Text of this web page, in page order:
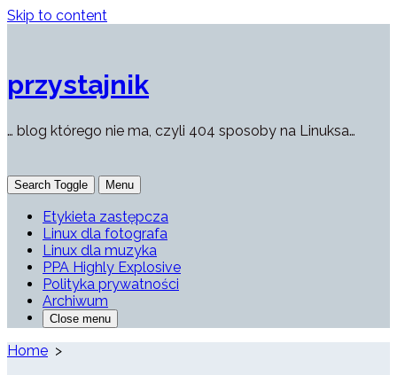
Skip to content
przystajnik
… blog którego nie ma, czyli 404 sposoby na Linuksa…
Search Toggle Menu
Etykieta zastępcza
Linux dla fotografa
Linux dla muzyka
PPA Highly Explosive
Polityka prywatności
Archiwum
Close menu
Home >